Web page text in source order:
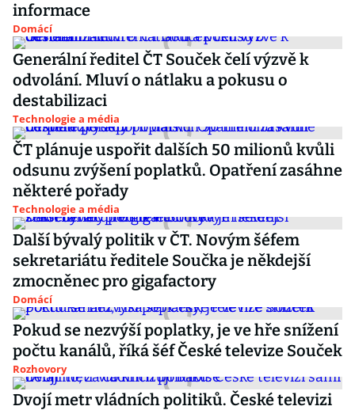
informace
Domácí
Generální ředitel ČT Souček čelí výzvě k
odvolání. Mluví o nátlaku a pokusu o
destabilizaci
Technologie a média
ČT plánuje uspořit dalších 50 milionů kvůli
odsunu zvýšení poplatků. Opatření zasáhne
některé pořady
Technologie a média
Další bývalý politik v ČT. Novým šéfem
sekretariátu ředitele Součka je někdejší
zmocněnec pro gigafactory
Domácí
Pokud se nezvýší poplatky, je ve hře snížení
počtu kanálů, říká šéf České televize Souček
Rozhovory
Dvojí metr vládních politiků. České televizi